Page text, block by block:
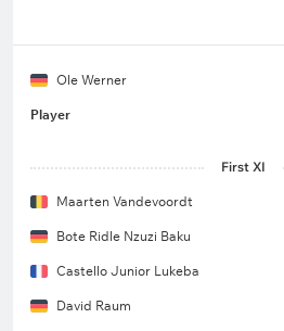
Ole Werner
Player
First XI
Maarten Vandevoordt
Bote Ridle Nzuzi Baku
Castello Junior Lukeba
David Raum